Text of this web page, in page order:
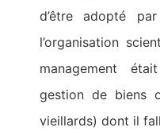
d’être adopté
l’organisation
management
gestion de biens
vieillards) dont il